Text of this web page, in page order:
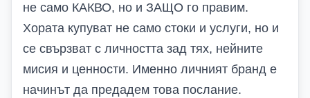
не само КАКВО, но и ЗАЩО го правим.
Хората купуват не само стоки и услуги, но и
се свързват с личността зад тях, нейните
мисия и ценности. Именно личният бранд е
начинът да предадем това послание.